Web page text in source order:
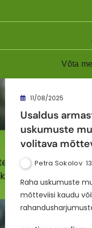
Võta
11/08/2025
Usaldus
uskumuste
volitava
Petra Sokolov
Raha uskumuste
mõtteviisi kaudu